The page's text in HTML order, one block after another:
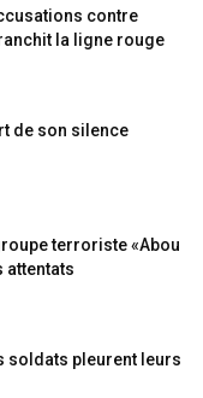
contre
la ligne rouge
de son silence
terroriste «Abou
attentats
soldats pleurent leurs